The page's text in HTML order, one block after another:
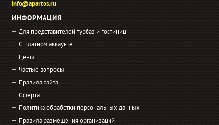
info@apartos.ru
ИНФОРМАЦИЯ
Для представителей турбаз и гостиниц
О платном аккаунте
Цены
Частые вопросы
Правила сайта
Оферта
Политика обработки персональных данных
Правила размещения организаций